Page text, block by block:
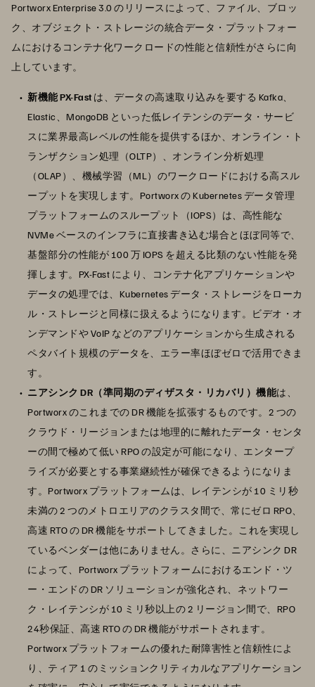
Portworx Enterprise 3.0 のリリースによって、ファイル、ブロッ
ク、オブジェクト・ストレージの統合データ・プラットフォー
ムにおけるコンテナ化ワークロードの性能と信頼性がさらに向
上しています。
新機能 PX-Fast は、データの高速取り込みを要する Kafka、
Elastic、MongoDB といった低レイテンシのデータ・サービ
スに業界最高レベルの性能を提供するほか、オンライン・ト
ランザクション処理（OLTP）、オンライン分析処理
（OLAP）、機械学習（ML）のワークロードにおける高スル
ープットを実現します。Portworx の Kubernetes データ管理
プラットフォームのスループット（IOPS）は、高性能な
NVMe ベースのインフラに直接書き込む場合とほぼ同等で、
基盤部分の性能が 100 万 IOPS を超える比類のない性能を発
揮します。PX-Fast により、コンテナ化アプリケーションや
データの処理では、Kubernetes データ・ストレージをローカ
ル・ストレージと同様に扱えるようになります。ビデオ・オ
ンデマンドや VoIP などのアプリケーションから生成される
ペタバイト規模のデータを、エラー率ほぼゼロで活用できま
す。
ニアシンク DR（準同期のディザスタ・リカバリ）機能は、
Portworx のこれまでの DR 機能を拡張するものです。2 つの
クラウド・リージョンまたは地理的に離れたデータ・センタ
ーの間で極めて低い RPO の設定が可能になり、エンタープ
ライズが必要とする事業継続性が確保できるようになりま
す。Portworx プラットフォームは、レイテンシが 10 ミリ秒
未満の 2 つのメトロエリアのクラスタ間で、常にゼロ RPO、
高速 RTO の DR 機能をサポートしてきました。これを実現し
ているベンダーは他にありません。さらに、ニアシンク DR
によって、Portworx プラットフォームにおけるエンド・ツ
ー・エンドの DR ソリューションが強化され、ネットワー
ク・レイテンシが 10 ミリ秒以上の 2 リージョン間で、RPO
24秒保証、高速 RTO の DR 機能がサポートされます。
Portworx プラットフォームの優れた耐障害性と信頼性によ
り、ティア 1 のミッションクリティカルなアプリケーション